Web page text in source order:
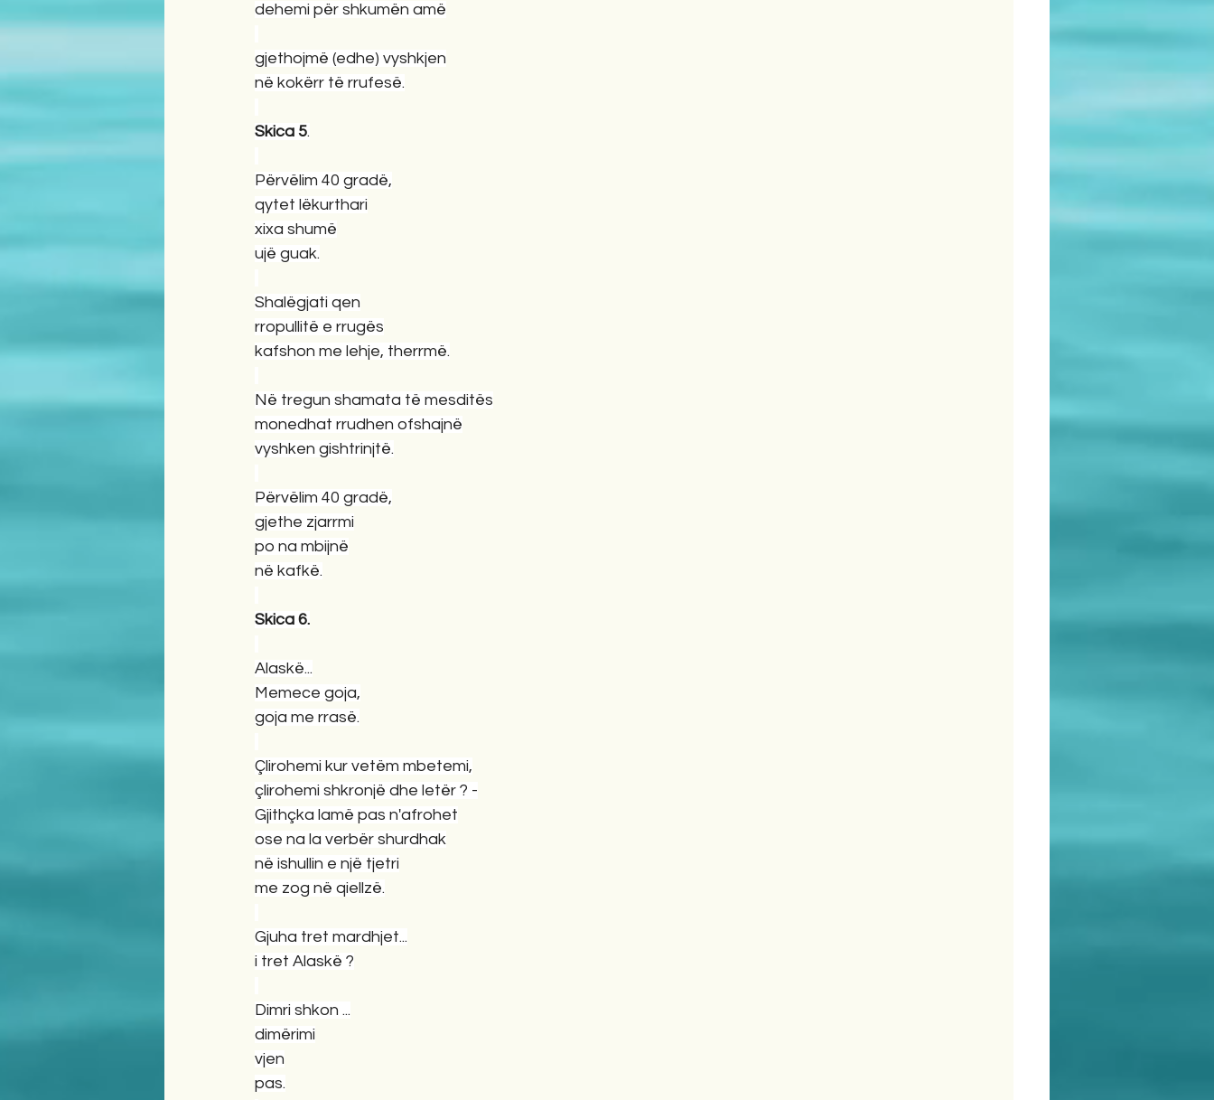
dehemi për shkumën amë
gjethojmë (edhe) vyshkjen
në kokërr të rrufesë.
Skica 5.
Përvëlim 40 gradë,
qytet lëkurthari
xixa shumë
ujë guak.
Shalëgjati qen
rropullitë e rrugës
kafshon me lehje, therrmë.
Në tregun shamata të mesditës
monedhat rrudhen ofshajnë
vyshken gishtrinjtë.
Përvëlim 40 gradë,
gjethe zjarrmi
po na mbijnë
në kafkë.
Skica 6.
Alaskë...
Memece goja,
goja me rrasë.
Çlirohemi kur vetëm mbetemi,
çlirohemi shkronjë dhe letër ? -
Gjithçka lamë pas n'afrohet
ose na la verbër shurdhak
në ishullin e një tjetri
me zog në qiellzë.
Gjuha tret mardhjet...
i tret Alaskë ?
Dimri shkon ...
dimërimi
vjen
pas.